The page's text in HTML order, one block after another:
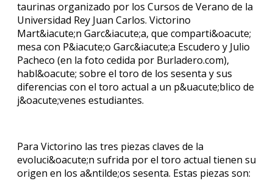
taurinas organizado por los Cursos de Verano de la
Universidad Rey Juan Carlos. Victorino
Mart&iacute;n Garc&iacute;a, que comparti&oacute;
mesa con P&iacute;o Garc&iacute;a Escudero y Julio
Pacheco (en la foto cedida por Burladero.com),
habl&oacute; sobre el toro de los sesenta y sus
diferencias con el toro actual a un p&uacute;blico de
j&oacute;venes estudiantes.
Para Victorino las tres piezas claves de la
evoluci&oacute;n sufrida por el toro actual tienen su
origen en los a&ntilde;os sesenta. Estas piezas son: